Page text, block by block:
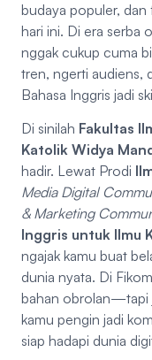
budaya populer,
hari ini. Di era serba
nggak cukup cuma
tren, ngerti audiens,
Bahasa Inggris jadi
Di sinilah Fakultas
Katolik Widya
hadir. Lewat Prodi
Media Digital
& Marketing
Inggris untuk Ilmu
ngajak kamu buat
dunia nyata. Di
bahan obrolan—tapi
kamu pengin jadi
siap hadapi dunia